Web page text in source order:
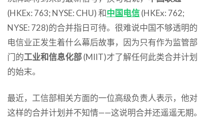
(HKEx: 763; NYSE: CHU) 和中国电信(HKEx: 762;
NYSE: 728)的合并指日可待。很难说中国不够透明的
电信业正发生着什么幕后故事，因为只有作为监管部
门的工业和信息化部(MIIT)才了解任何此类合并计划
的始末。
最近，工信部相关方面的一位高级负责人表示，他对
这样的合并计划并不知情——这说明合并还遥遥无期。